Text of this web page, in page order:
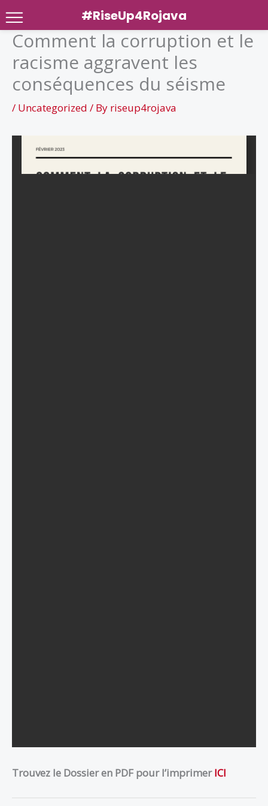
SkipComment la corruption et le
racisme aggravent les
conséquences du séisme
/ Uncategorized / By riseup4rojava
Trouvez le Dossier en PDF pour l’imprimerICI
#RiseUp4Rojava